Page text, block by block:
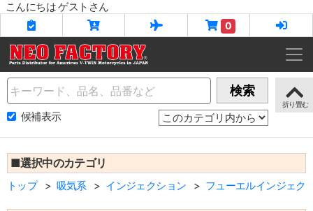
こんにちは ゲストさん
0
Name 検索
候補表示
■選択中のカテゴリ
トップ 吸気系 インジェクション フューエルインジェク